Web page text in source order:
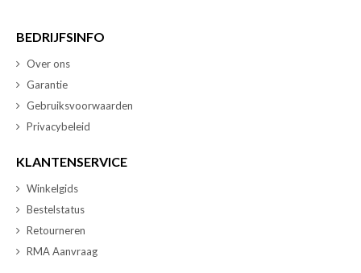
BEDRIJFSINFO
Over ons
Garantie
Gebruiksvoorwaarden
Privacybeleid
KLANTENSERVICE
Winkelgids
Bestelstatus
Retourneren
RMA Aanvraag